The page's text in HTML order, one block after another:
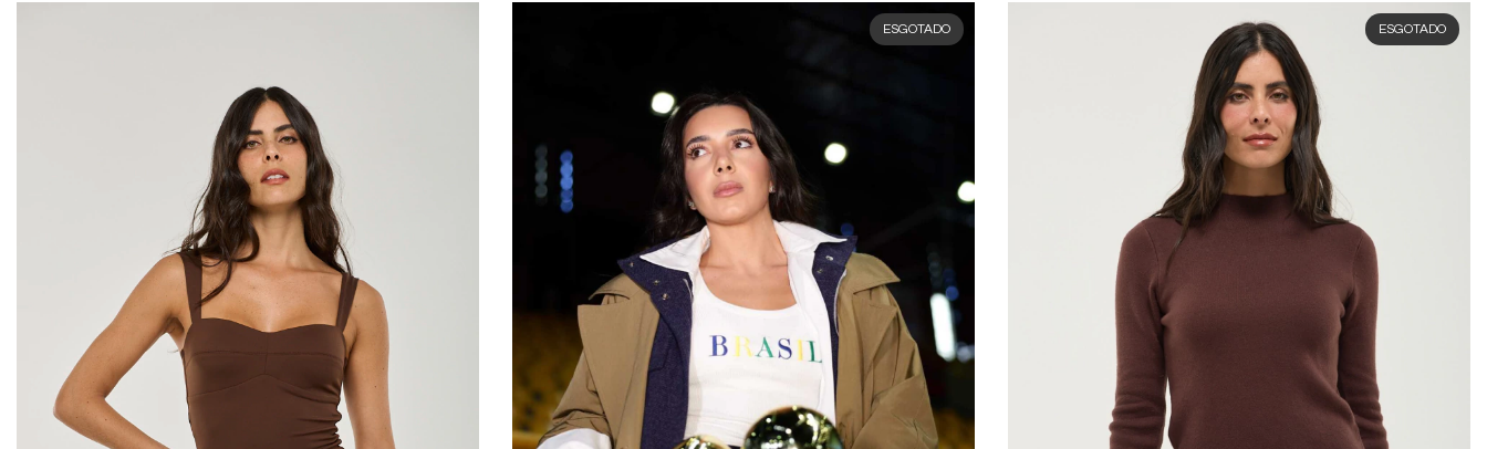
ESGOTADO ESGOTADO